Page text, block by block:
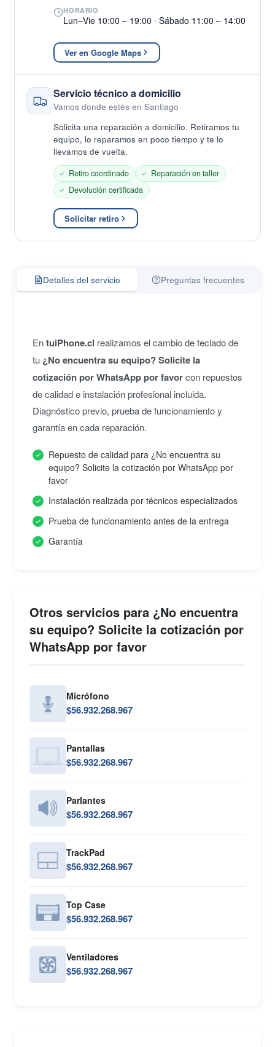
HORARIO
Lun–Vie 10:00 – 19:00 · Sábado 11:00 – 14:00
Ver en Google Maps
Servicio técnico a domicilio
Vamos donde estés en Santiago
Solicita una reparación a domicilio. Retiramos tu
equipo, lo reparamos en poco tiempo y te lo
llevamos de vuelta.
Retiro coordinado
Reparación en taller
Devolución certificada
Solicitar retiro
Detalles del servicio Preguntas frecuentes
EntuiPhone.cl realizamos el cambio de teclado de
tu ¿No encuentra su equipo? Solicite la
cotización por WhatsApp por favorcon repuestos
de calidad e instalación profesional incluida.
Diagnóstico previo, prueba de funcionamiento y
garantía en cada reparación.
Repuesto de calidad para ¿No encuentra su
equipo? Solicite la cotización por WhatsApp por
favor
Instalación realizada por técnicos especializados
Prueba de funcionamiento antes de la entrega
Garantía
Otros servicios para ¿No encuentra
su equipo? Solicite la cotización por
WhatsApp por favor
Micrófono
$56.932.268.967
Pantallas
$56.932.268.967
Parlantes
$56.932.268.967
TrackPad
$56.932.268.967
Top Case
$56.932.268.967
Ventiladores
$56.932.268.967